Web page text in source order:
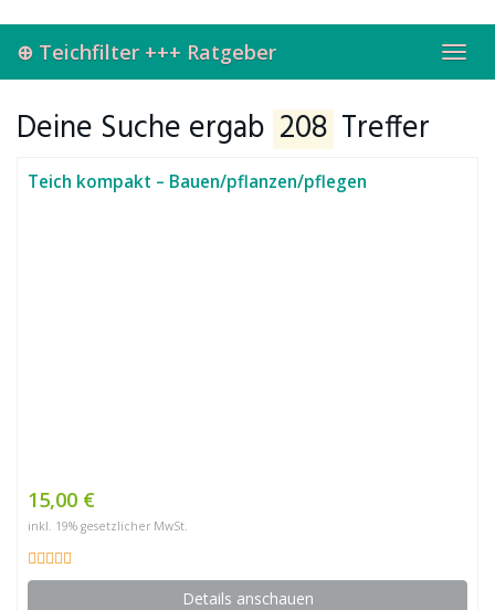
to
main
content
⊕ Teichfilter +++ Ratgeber
Deine Suche ergab 208 Treffer
Teich kompakt – Bauen/pflanzen/pflegen
15,00 €
inkl. 19% gesetzlicher MwSt.
Details anschauen